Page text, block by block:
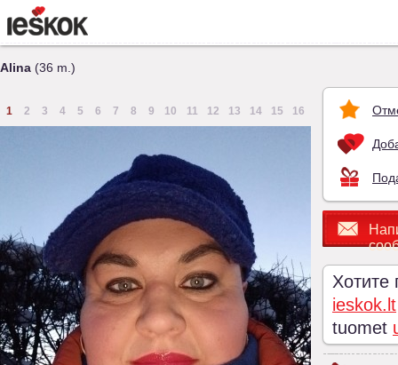
Alina (36 m.)
1 2 3 4 5 6 7 8 9 10 11 12 13 14 15 16
Хотите
ieskok.lt
tuomet